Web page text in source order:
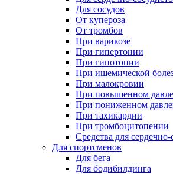
Для сосудов
От купероза
От тромбов
При варикозе
При гипертонии
При гипотонии
При ишемической
При малокровии
При повышенном
При пониженном
При тахикардии
При тромбоцитопении
Средства для
Для спортсменов
Для бега
Для бодибилдинга